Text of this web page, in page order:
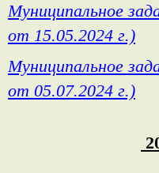
Муниципальное
от 15.05.2024 г.)
Муниципальное
от 05.07.2024 г.)